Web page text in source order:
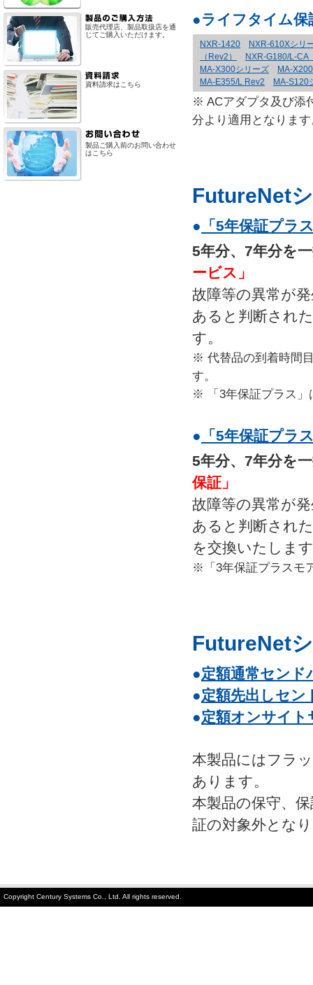
●ライフタイム保
NXR-1420
NXR-610Xシリ
（Rev2）
NXR-G180/L-CA
MA-X300シリーズ
MA-
MA-E355/L Rev2
MA-S120
※ ACアダプタ及び添
分より適用となりま
FutureNet
● 「5年保証プラ
5年分、7年分を
ービス」
故障等の異常が
あると判断され
す。
※ 代替品の到着時間
す。
※ 「3年保証プラス」
● 「5年保証プラ
5年分、7年分を
保証」
故障等の異常が
あると判断され
を交換いたしま
※「3年保証プラスモ
FutureNet
●定額通常センド
●定額先出しセン
●定額オンサイト
本製品にはフラ
あります。
本製品の保守、
証の対象外とな
販売代理店、製品取扱店を通
じてご購入いただけます。
資料請求はこちら
製品ご購入前のお問い合わせ
はこちら
Copyright Century Systems Co., Ltd. All rights reserved.